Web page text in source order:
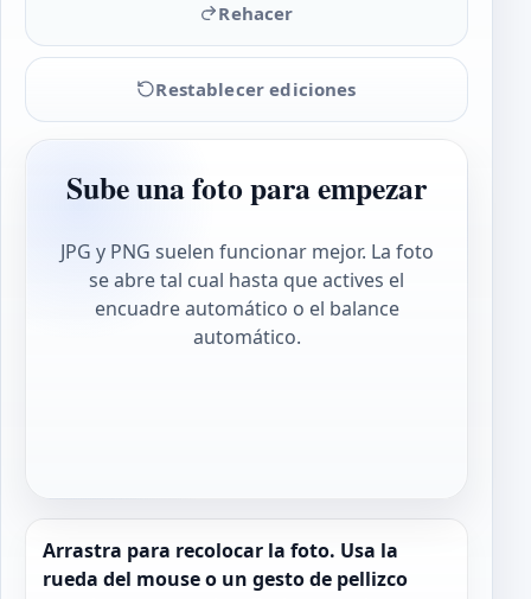
Rehacer
Restablecer ediciones
Sube una foto para empezar
JPG y PNG suelen funcionar mejor. La foto
se abre tal cual hasta que actives el
encuadre automático o el balance
automático.
Arrastra para recolocar la foto. Usa la
rueda del mouse o un gesto de pellizco